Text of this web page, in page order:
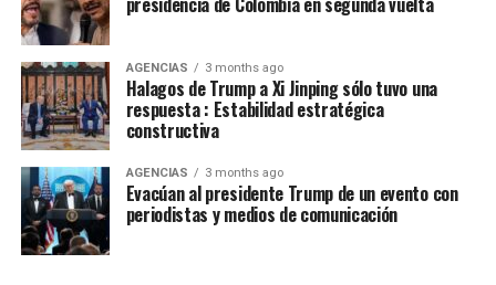
AGENCIAS 3 months ago
Halagos de Trump a Xi Jinping sólo tuvo una
respuesta : Estabilidad estratégica
constructiva
AGENCIAS 3 months ago
Evacúan al presidente Trump de un evento con
periodistas y medios de comunicación